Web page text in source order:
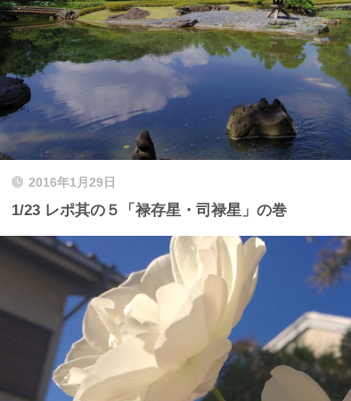
2016年1月29日
1/23 レポ其の５「禄存星・司禄星」の巻